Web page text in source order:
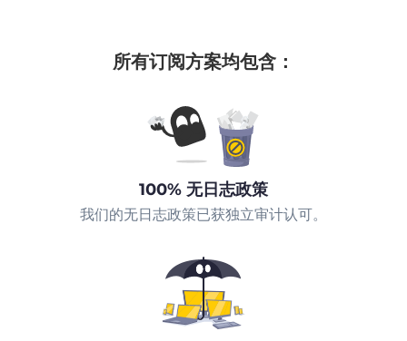
所有订阅方案均包含：
100% 无日志政策
我们的无日志政策已获独立审计认可。